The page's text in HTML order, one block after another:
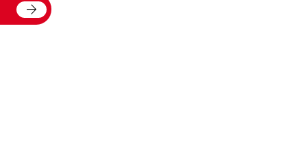
arrow_forward